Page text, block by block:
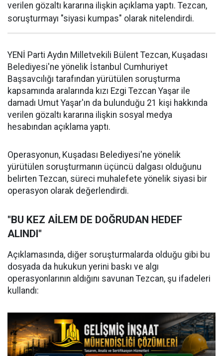
verilen gözaltı kararına ilişkin açıklama yaptı. Tezcan,
soruşturmayı "siyasi kumpas" olarak nitelendirdi.
YENİ Parti Aydın Milletvekili Bülent Tezcan, Kuşadası
Belediyesi'ne yönelik İstanbul Cumhuriyet
Başsavcılığı tarafından yürütülen soruşturma
kapsamında aralarında kızı Ezgi Tezcan Yaşar ile
damadı Umut Yaşar'ın da bulunduğu 21 kişi hakkında
verilen gözaltı kararına ilişkin sosyal medya
hesabından açıklama yaptı.
Operasyonun, Kuşadası Belediyesi'ne yönelik
yürütülen soruşturmanın üçüncü dalgası olduğunu
belirten Tezcan, süreci muhalefete yönelik siyasi bir
operasyon olarak değerlendirdi.
"BU KEZ AİLEM DE DOĞRUDAN HEDEF
ALINDI"
Açıklamasında, diğer soruşturmalarda olduğu gibi bu
dosyada da hukukun yerini baskı ve algı
operasyonlarının aldığını savunan Tezcan, şu ifadeleri
kullandı: